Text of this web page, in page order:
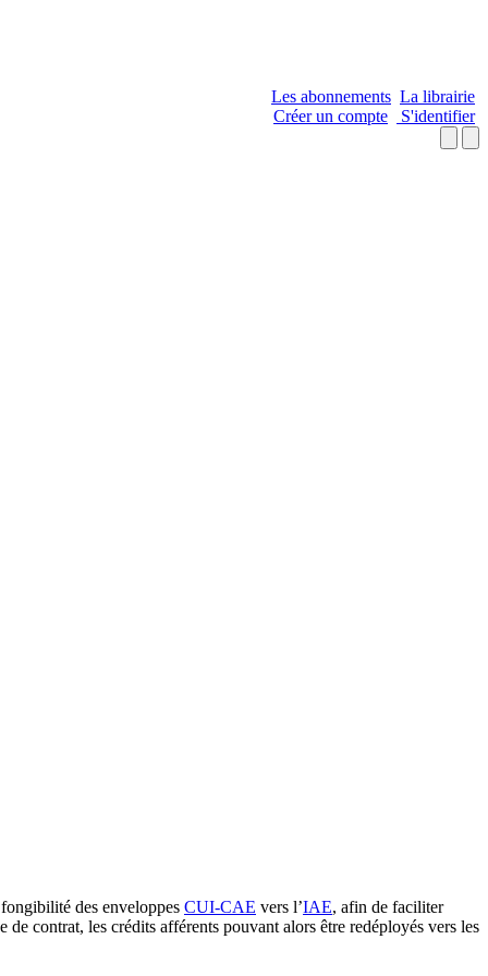
Les abonnements La librairie
Créer un compte
S'identifier
des enveloppes CUI-CAE vers l’IAE, afin de faciliter
contrat, les crédits afférents pouvant alors être redéployés vers les